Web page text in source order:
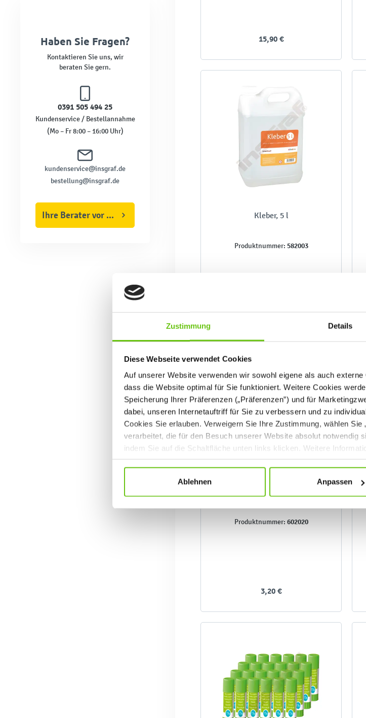
Zustimmung Details
Diese Webseite verwendet Cookies
Auf unserer Website verwenden wir sowohl eigene als auch
dass die Website optimal für Sie funktioniert. Weitere Cookies
Speicherung Ihrer Präferenzen („Präferenzen”) und für
dabei, unseren Internetauftriff für Sie zu verbessern und zu
Cookies Sie erlauben. Verweigern Sie Ihre Zustimmung, wählen Sie
verarbeitet, die für den Besuch unserer Website absolut notwendig
indem Sie auf die Schaltfläche unten links klicken. Weitere
Datenschutzrichtlinien.
Ablehnen Anpassen
Haben Sie Fragen?
Kontaktieren Sie uns, wir
beraten Sie gern.
0391 505 494 25
Kundenservice / Bestellannahme
(Mo – Fr 8:00 – 16:00 Uhr)
kundenservice@insgraf.de
bestellung@insgraf.de
Ihre Berater vor Ort
15,90 €
Kleber, 5 l
Produktnummer: 582003
18,90 €
Produktnummer: 602020
3,20 €